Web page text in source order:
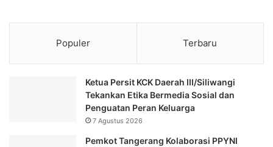
Populer Terbaru
Ketua Persit KCK Daerah III/Siliwangi
Tekankan Etika Bermedia Sosial dan
Penguatan Peran Keluarga
7 Agustus 2026
Pemkot Tangerang Kolaborasi PPYNI